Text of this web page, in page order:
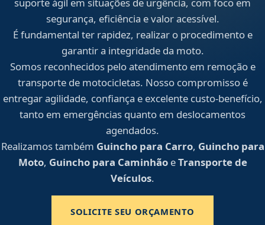
suporte ágil em situações de urgência, com foco em
segurança, eficiência e valor acessível.
É fundamental ter rapidez, realizar o procedimento e
garantir a integridade da moto.
Somos reconhecidos pelo atendimento em remoção e
transporte de motocicletas. Nosso compromisso é
entregar agilidade, confiança e excelente custo-benefício,
tanto em emergências quanto em deslocamentos
agendados.
Realizamos também Guincho para Carro, Guincho para
Moto, Guincho para CaminhãoeTransporte de
Veículos.
SOLICITE SEU ORÇAMENTO